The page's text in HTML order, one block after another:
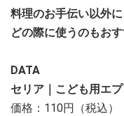
料理のお手伝い以外
どの際に使うのもおす
DATA
セリア｜こども用エ
価格：110円（税込）